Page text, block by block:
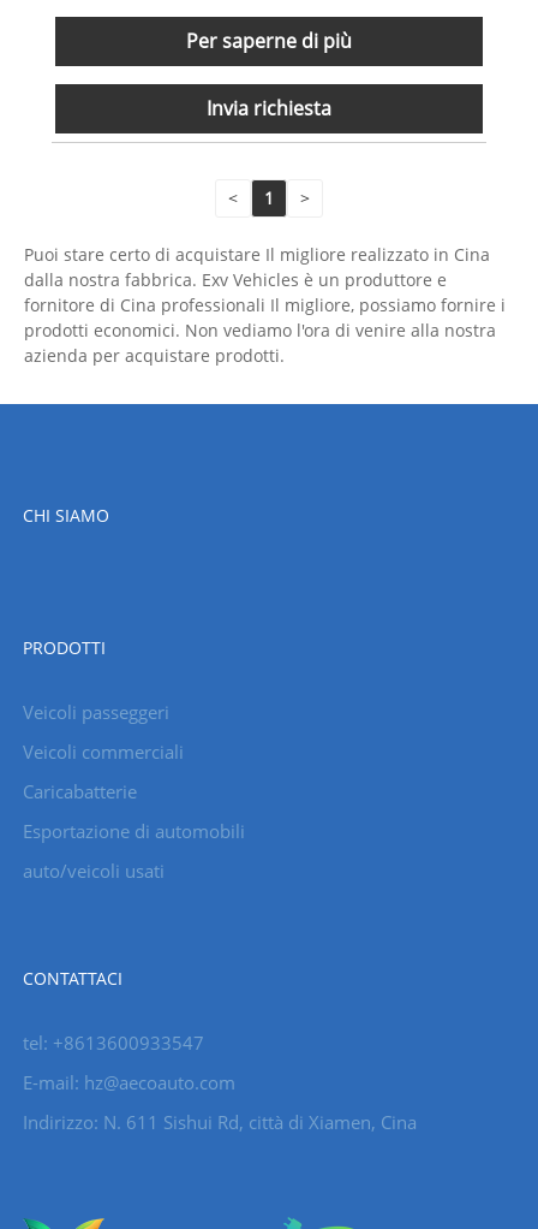
Per saperne di più
Invia richiesta
< 1 >
Puoi stare certo di acquistare Il migliore realizzato in Cina
dalla nostra fabbrica. Exv Vehicles è un produttore e
fornitore di Cina professionali Il migliore, possiamo fornire i
prodotti economici. Non vediamo l'ora di venire alla nostra
azienda per acquistare prodotti.
CHI SIAMO
PRODOTTI
Veicoli passeggeri
Veicoli commerciali
Caricabatterie
Esportazione di automobili
auto/veicoli usati
CONTATTACI
tel: +8613600933547
E-mail: hz@aecoauto.com
Indirizzo: N. 611 Sishui Rd, città di Xiamen, Cina